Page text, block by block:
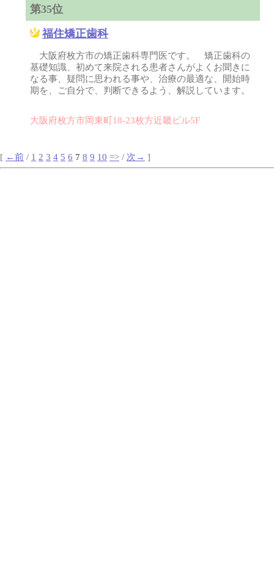
第35位
福住矯正歯科
大阪府枚方市の矯正歯科専門医です。 矯正歯科の
基礎知識、初めて来院される患者さんがよくお聞きに
なる事、疑問に思われる事や、治療の最適な、開始時
期を、ご自分で、判断できるよう、解説しています。
大阪府枚方市岡東町18-23枚方近畿ビル5F
[ ←前 / 1 2 3 4 5 6 7 8 9 10 => / 次→ ]